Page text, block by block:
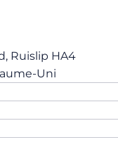
Ruislip HA4
Uni